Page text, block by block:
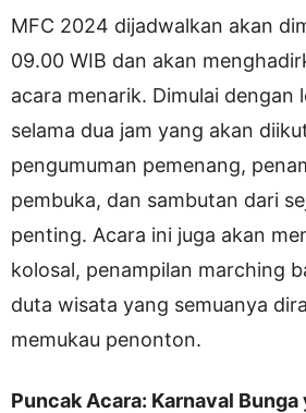
MFC 2024 dijadwalkan akan
09.00 WIB dan akan
acara menarik. Dimulai dengan
selama dua jam yang akan
pengumuman pemenang,
pembuka, dan sambutan dari
penting. Acara ini juga akan
kolosal, penampilan marching
duta wisata yang semuanya
memukau penonton.
Puncak Acara: Karnaval Bunga